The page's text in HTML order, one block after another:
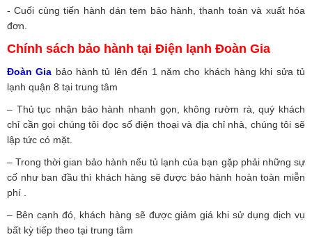
- Cuối cùng tiến hành dán tem bảo hành, thanh toán và xuất hóa
đơn.
Chính sách bảo hành tại Điện lạnh Đoàn Gia
Đoàn Gia bảo hành tủ lên đến 1 năm cho khách hàng khi sửa tủ
lạnh quận 8 tại trung tâm
– Thủ tục nhận bảo hành nhanh gọn, không rườm rà, quý khách
chỉ cần gọi chúng tôi đọc số điện thoại và địa chỉ nhà, chúng tôi sẽ
lập tức có mặt.
– Trong thời gian bảo hành nếu tủ lạnh của bạn gặp phải những sự
cố như ban đầu thì khách hàng sẽ được bảo hành hoàn toàn miễn
phí .
– Bên cạnh đó, khách hàng sẽ được giảm giá khi sử dụng dịch vụ
bất kỳ tiếp theo tại trung tâm